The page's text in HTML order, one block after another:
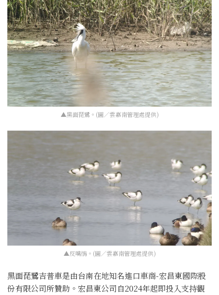
▲黑面琵鷺。(圖／雲嘉南管理處提供)
▲反嘴鴴。(圖／雲嘉南管理處提供)
黑面琵鷺吉普車是由台南在地知名進口車商-宏昌東國際股
份有限公司所贊助。宏昌東公司自2024年起即投入支持觀